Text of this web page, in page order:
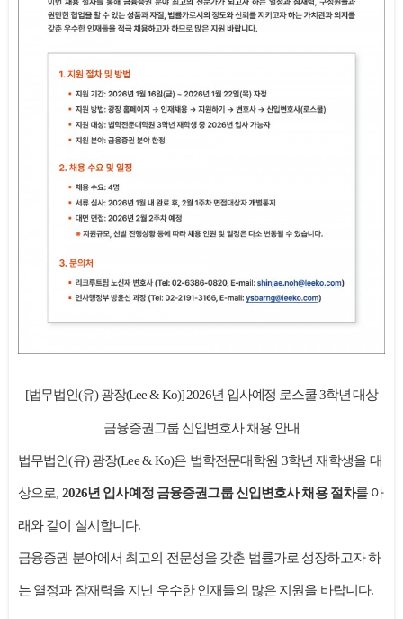
[법무법인(유) 광장(Lee & Ko)]2026년 입사예정 로스쿨 3학년 대상
금융증권그룹 신입변호사 채용 안내
법무법인(유) 광장(Lee & Ko)은 법학전문대학원 3학년 재학생을 대
상으로, 2026년 입사예정 금융증권그룹 신입변호사 채용 절차를 아
래와 같이 실시합니다.
금융증권 분야에서 최고의 전문성을 갖춘 법률가로 성장하고자 하
는 열정과 잠재력을 지닌 우수한 인재들의 많은 지원을 바랍니다.